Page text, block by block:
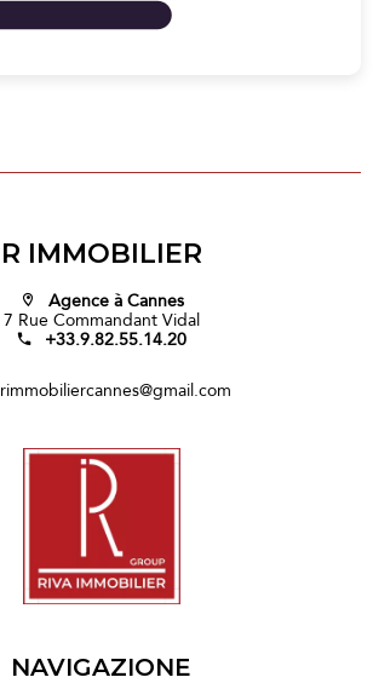
R IMMOBILIER
Agence à Cannes
7 Rue Commandant Vidal
+33.9.82.55.14.20
rimmobiliercannes@gmail.com
NAVIGAZIONE